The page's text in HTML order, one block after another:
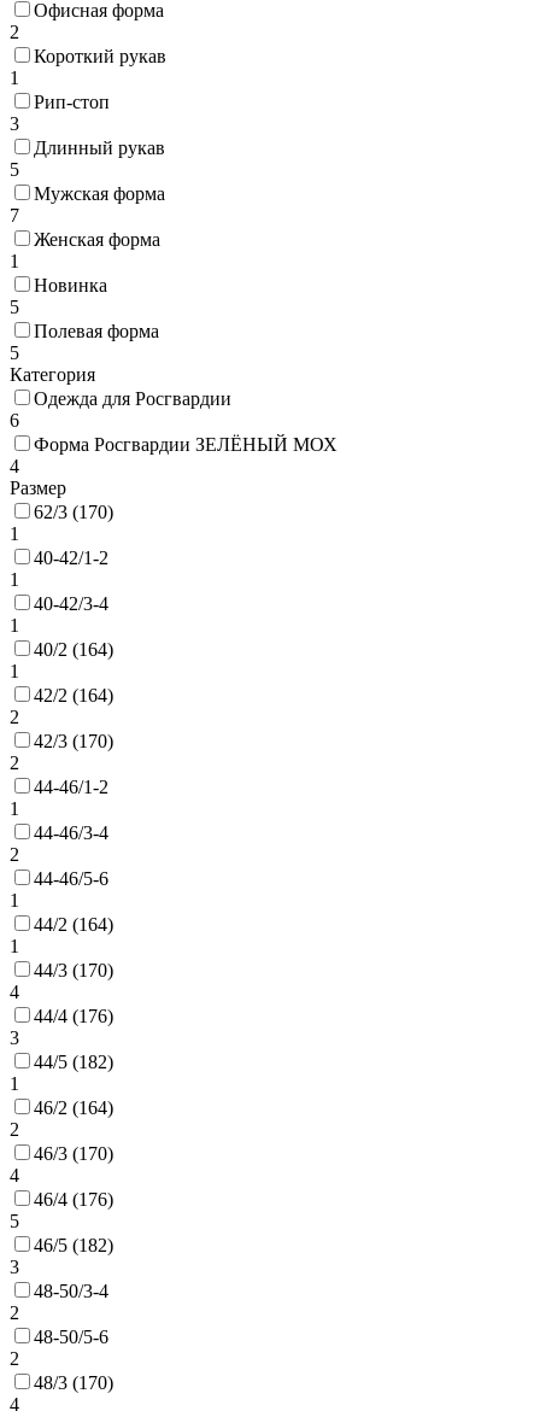
Офисная форма
2
Короткий рукав
1
Рип-стоп
3
Длинный рукав
5
Мужская форма
7
Женская форма
1
Новинка
5
Полевая форма
5
Категория
Одежда для Росгвардии
6
Форма Росгвардии ЗЕЛЁНЫЙ МОХ
4
Размер
62/3 (170)
1
40-42/1-2
1
40-42/3-4
1
40/2 (164)
1
42/2 (164)
2
42/3 (170)
2
44-46/1-2
1
44-46/3-4
2
44-46/5-6
1
44/2 (164)
1
44/3 (170)
4
44/4 (176)
3
44/5 (182)
1
46/2 (164)
2
46/3 (170)
4
46/4 (176)
5
46/5 (182)
3
48-50/3-4
2
48-50/5-6
2
48/3 (170)
4